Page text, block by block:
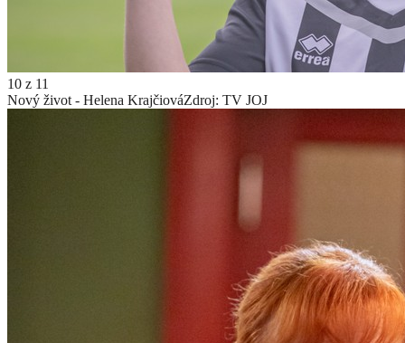
10 z 11
Nový život - Helena KrajčiováZdroj: TV JOJ